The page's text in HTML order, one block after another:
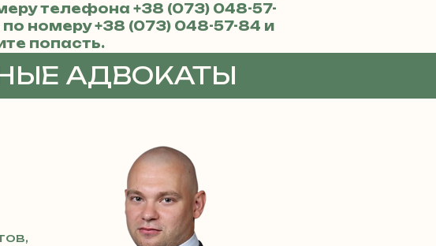
телефона +38 (073) 048-57-
номеру+38 (073) 048-57-84 и
попасть.
АДВОКАТЫ